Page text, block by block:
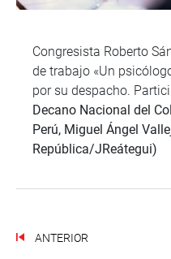
Congresista Roberto
de trabajo «Un
por su despacho.
Decano Nacional del
Perú, Miguel Ángel
República/JReátegui)
ANTERIOR